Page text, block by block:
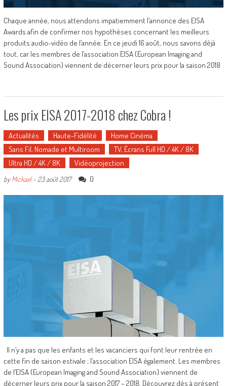
Chaque année, nous attendons impatiemment l’annonce des EISA
Awards afin de confirmer nos hypothèses concernant les meilleurs
produits audio-vidéo de l’année. En ce jeudi 16 août, nous savons déjà
tout, car les membres de l’association EISA (European Imaging and
Sound Association) viennent de décerner leurs prix pour la saison 2018
Les prix EISA 2017-2018 chez Cobra !
Actualités Haute-Fidélité
Home Cinéma
Sans Fil, Nomade et Multiroom
TV, Écrans Full HD / 4K / 8K
Ultra HD / 4K / 8K
Vidéoprojection
byMickael- 23 août 2017 0
Il n’y a pas que les enfants et les vacanciers qui font leur rentrée en
cette fin de saison estivale ; l’association EISA également. Les membres
de l’EISA (European Imaging and Sound Association) viennent de
décerner leurs prix pour la saison 2017 – 2018. Découvrez dès à présent